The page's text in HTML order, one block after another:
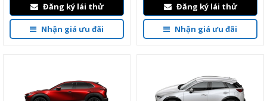
Đăng ký lái thử
Nhận giá ưu đãi
Đăng ký lái thử
Nhận giá ưu đãi